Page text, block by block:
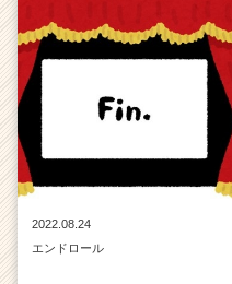
リ
ア
2022.08.24
エンドロール